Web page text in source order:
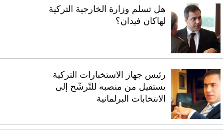
هل تسلم وزارة الخارجية التركية
لهاكان فيدان؟
رئيس جهاز الاستخبارات التركية
يستقيل من منصبه للتّرشّح إلى
الانتخابات البرلمانية